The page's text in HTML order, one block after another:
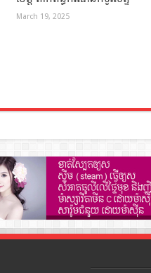
March 19, 2025